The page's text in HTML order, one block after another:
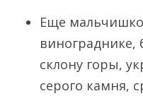
Еще
склону горы,
серого камня,